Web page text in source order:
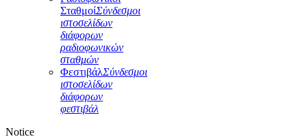
ΣταθμοίΣύνδεσμοι
ιστοσελίδων
διάφορων
ραδιοφωνικών
σταθμών
ΦεστιβάλΣύνδεσμοι
ιστοσελίδων
διάφορων
φεστιβάλ
Notice